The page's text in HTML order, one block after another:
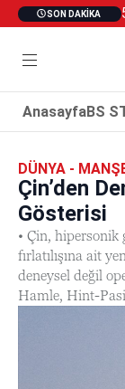
SON DAKIKA
AnasayfaBS
DÜNYA -
Çin’den
Gösterisi
• Çin, hipersonik
fırlatılışına ait
deneysel değil
Hamle, Hint-